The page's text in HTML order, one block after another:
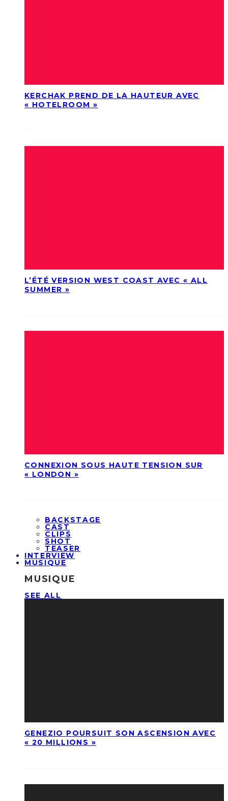
KERCHAK PREND DE LA HAUTEUR AVEC
« HOTELROOM »
L’ÉTÉ VERSION WEST COAST AVEC « ALL
SUMMER »
CONNEXION SOUS HAUTE TENSION SUR
« LONDON »
BACKSTAGE
CAST
CLIPS
SHOT
TEASER
INTERVIEW
MUSIQUE
MUSIQUE
SEE ALL
GENEZIO POURSUIT SON ASCENSION AVEC
« 20 MILLIONS »